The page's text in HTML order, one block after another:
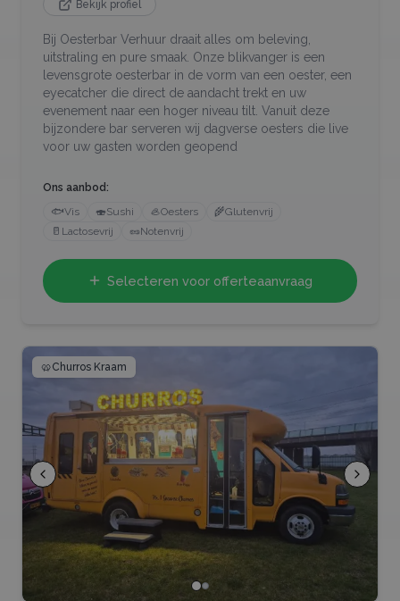
Bekijk profiel
Bij Oesterbar Verhuur draait alles om beleving,
uitstraling en pure smaak. Onze blikvanger is een
levensgrote oesterbar in de vorm van een oester, een
eyecatcher die direct de aandacht trekt en uw
evenement naar een hoger niveau tilt. Vanuit deze
bijzondere bar serveren wij dagverse oesters die live
voor uw gasten worden geopend
Ons aanbod:
🐟Vis 🍣Sushi 🦪Oesters 🌾Glutenvrij
🥛 Lactosevrij 🥜Notenvrij
Selecteren voor offerteaanvraag
🥨Churros Kraam